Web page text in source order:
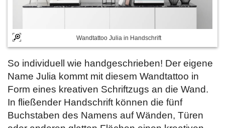
Wandtattoo Julia in Handschrift
So individuell wie handgeschrieben! Der eigene
Name Julia kommt mit diesem Wandtattoo in
Form eines kreativen Schriftzugs an die Wand.
In fließender Handschrift können die fünf
Buchstaben des Namens auf Wänden, Türen